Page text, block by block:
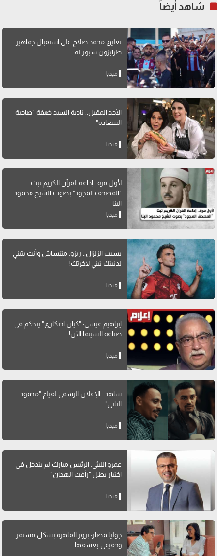
شاهد أيضاً
تعليق محمد صلاح على استقبال جماهير
طرابزون سبور له
ميديا
الأحد المقبل.. نادية السيد ضيفة "صاحبة
السعادة"
ميديا
لأول مرة.. إذاعة القرآن الكريم ثبث
"المصحف المجود" بصوت الشيخ محمود
البنا
ميديا
بسبب الزلزال.. زيزو: متنساش وأنت بتبني
لدنيتك تبني لآخرتك!
ميديا
إبراهيم عيسى: "كيان احتكاري" يتحكم في
صناعة السينما الآن!
ميديا
شاهد.. الإعلان الرسمي لفيلم "محمود
التاني"
ميديا
عمرو الليثي: الرئيس مبارك لم يتدخل في
اختيار بطل "رأفت الهجان"
ميديا
جوليا قصار: بزور القاهرة بشكل مستمر
وحقيقي بعشقها